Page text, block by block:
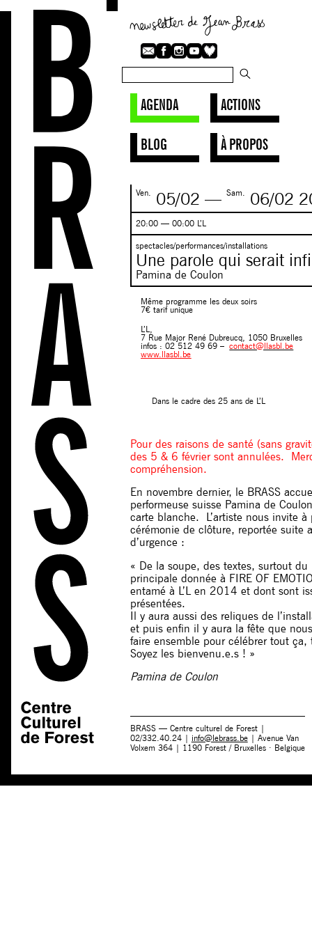
AGENDA ACTIONS
BLOG À PROPOS
Ven. 05/02 — Sam. 06/02
20:00 — 00:00 L’L
spectacles/performances/installations
Une parole qui serait
Pamina de Coulon
Même programme les deux soirs
7€ tarif unique
L’L,
7 Rue Major René Dubreucq, 1050 Bruxelles
infos : 02 512 49 69 –contact@llasbl.be
www.llasbl.be
Dans le cadre des 25 ans de L’L
Pour des raisons de santé (sans
des 5 & 6 février sont annulées.
compréhension.
En novembre dernier, le BRASS
performeuse suisse Pamina de
carte blanche. L’artiste nous invite
cérémonie de clôture, reportée suite
d’urgence :
« De la soupe, des textes, surtout
principale donnée à FIRE OF
entamé à L’L en 2014 et dont sont
présentées.
Il y aura aussi des reliques de
et puis enfin il y aura la fête que
faire ensemble pour célébrer tout ça,
Soyez les bienvenu.e.s ! »
Pamina de Coulon
BRASS — Centre culturel de Forest |
02/332.40.24 | info@lebrass.be| Avenue Van
Volxem 364 | 1190 Forest / Bruxelles · Belgique